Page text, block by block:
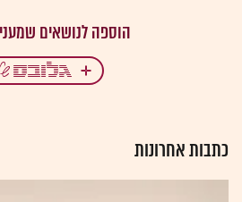
כתבות אחרונות